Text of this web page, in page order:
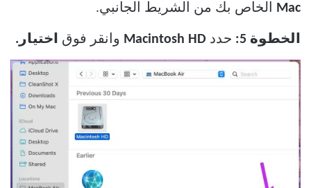
Mac الخاص بك من الشريط الجانبي.
الخطوة 5: حدد Macintosh HD وانقر فوق اختيار.